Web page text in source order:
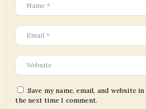
Save my name, email, and website
the next time I comment.